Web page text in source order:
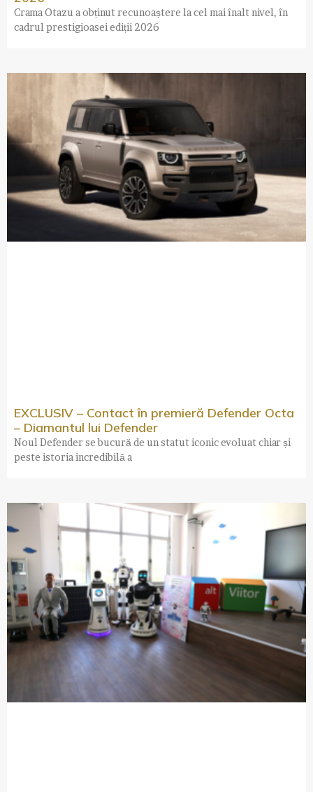
Crama Otazu a obținut recunoaștere la cel mai înalt nivel, în
cadrul prestigioasei ediții 2026
EXCLUSIV – Contact în premieră Defender Octa
– Diamantul lui Defender
Noul Defender se bucură de un statut iconic evoluat chiar și
peste istoria incredibilă a